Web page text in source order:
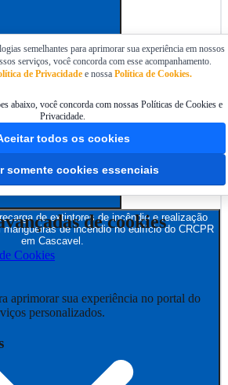
de extintores de incêndio e realização
de incêndio no edifício do CRCPR
em Cascavel.
semelhantes para aprimorar sua experiência em nossos
serviços, você concorda com esse acompanhamento.
de Privacidade e nossa Política de Cookies.
abaixo, você concorda com nossas Políticas de Cookies e
Privacidade.
todos os cookies
somente cookies essenciais
de cookies
Cookies
aprimorar sua experiência no portal do
personalizados.